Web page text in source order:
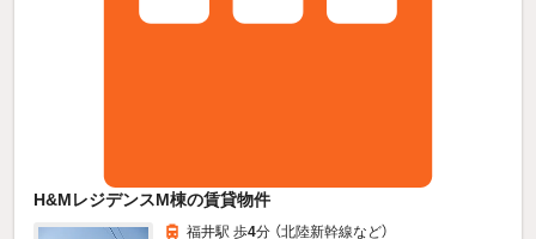
H&MレジデンスM棟の賃貸物件
福井駅 歩4分 （北陸新幹線など）